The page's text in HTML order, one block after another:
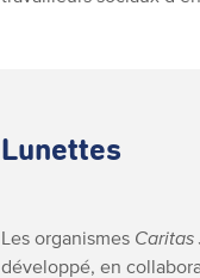
Lunettes
Les organismes Caritas
développé, en